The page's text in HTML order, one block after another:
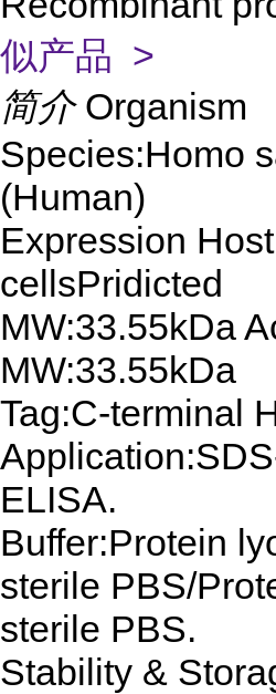
似产品 >
简介 Organism
Species:Homo
(Human)
Expression
cellsPridicted
MW:33.55kDa
MW:33.55kDa
Tag:C-terminal
ELISA.
Buffer:Protein
sterile PBS/
sterile PBS.
Stability &